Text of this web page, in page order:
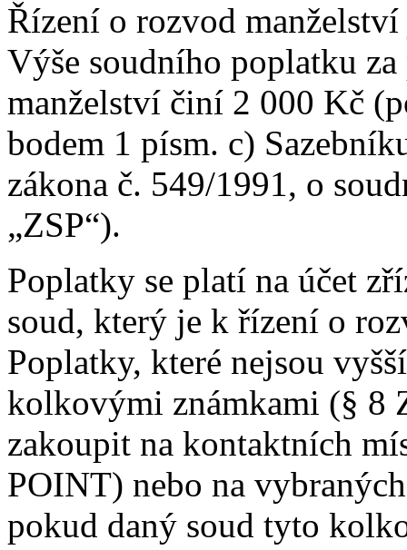
Řízení o rozvod
Výše soudního poplatku
manželství činí 2 000 Kč
bodem 1 písm. c)
zákona č. 549/1991, o
„ZSP“).
Poplatky se platí na účet
soud, který je k řízení o
Poplatky, které nejsou
kolkovými známkami (§ 8
zakoupit na kontaktních
POINT) nebo na
pokud daný soud tyto